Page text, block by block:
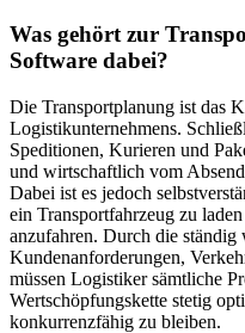
Was gehört zur
Software dabei?
Die Transportplanung ist das
Logistikunternehmens.
Speditionen, Kurieren und
und wirtschaftlich vom
Dabei ist es jedoch
ein Transportfahrzeug zu
anzufahren. Durch die ständig
Kundenanforderungen,
müssen Logistiker sämtliche
Wertschöpfungskette stetig
konkurrenzfähig zu bleiben.